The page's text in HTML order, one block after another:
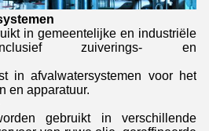
in gemeentelijke en industriële
zuiverings- en
in afvalwatersystemen voor het
en apparatuur.
gebruikt in verschillende